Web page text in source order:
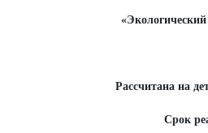
Рассчитана на
Срок